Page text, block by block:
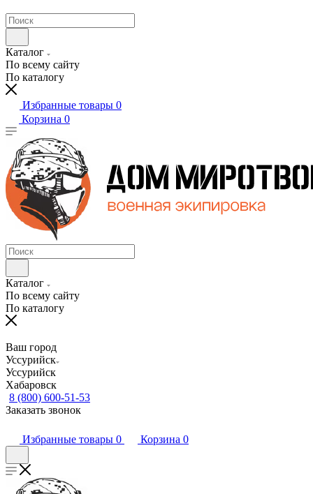
Каталог
По всему сайту
По каталогу
Избранные товары 0
Корзина 0
Каталог
По всему сайту
По каталогу
Ваш город
Уссурийск
Уссурийск
Хабаровск
8 (800) 600-51-53
Заказать звонок
Избранные товары 0 Корзина 0